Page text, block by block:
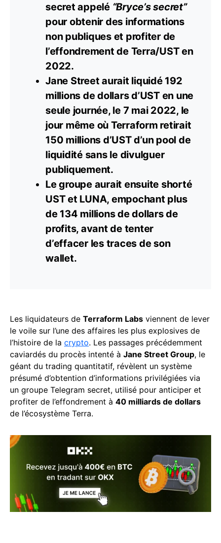
secret appelé “Bryce’s secret”
pour obtenir des informations
non publiques et profiter de
l’effondrement de Terra/UST en
2022.
Jane Street aurait liquidé 192
millions de dollars d’UST en une
seule journée, le 7 mai 2022, le
jour même où Terraform retirait
150 millions d’UST d’un pool de
liquidité sans le divulguer
publiquement.
Le groupe aurait ensuite shorté
UST et LUNA, empochant plus
de 134 millions dedollarsde
profits, avant de tenter
d’effacer les traces de son
wallet.
Les liquidateurs de Terraform Labs viennent de lever
le voile sur l’une des affaires les plus explosives de
l’histoire de la crypto. Les passages précédemment
caviardés du procès intenté à Jane Street Group, le
géant du trading quantitatif, révèlent un système
présumé d’obtention d’informations privilégiées via
un groupe Telegram secret, utilisé pour anticiper et
profiter de l’effondrement à 40 milliards de dollars
de l’écosystème Terra.